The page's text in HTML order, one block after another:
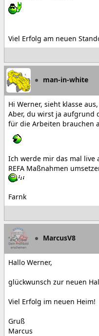
Viel Erfolg am neuen
man-in-white
Hi Werner, sieht klasse
Aber, du wirst ja aufgrund
für die Arbeiten brauchen
Ich werde mir das mal live
REFA Maßnahmen
Farnk
MarcusV8
Hallo Werner,
glückwunsch zur neuen
Viel Erfolg im neuen Heim!
Gruß
Marcus